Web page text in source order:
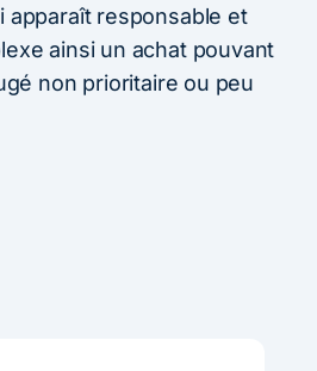
apparaît responsable et
ainsi un achat pouvant
non prioritaire ou peu